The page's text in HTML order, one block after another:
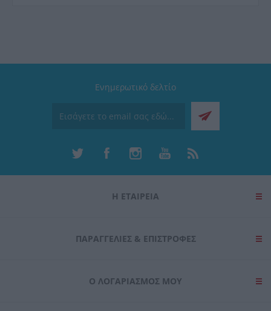
Ενημερωτικό δελτίο
Η ΕΤΑΙΡΕΙΑ
ΠΑΡΑΓΓΕΛΊΕΣ & ΕΠΙΣΤΡΟΦΈΣ
Ο ΛΟΓΑΡΙΑΣΜΌΣ ΜΟΥ